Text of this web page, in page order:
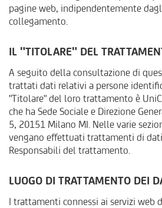
pagine web, indipendentemente
collegamento.
IL "TITOLARE" DEL
A seguito della consultazione di
trattati dati relativi a persone
"Titolare" del loro trattamento è
che ha Sede Sociale e Direzione
5, 20151 Milano MI. Nelle varie
vengano effettuati trattamenti di
Responsabili del trattamento.
LUOGO DI TRATTAMENTO DEI
I trattamenti connessi ai servizi web